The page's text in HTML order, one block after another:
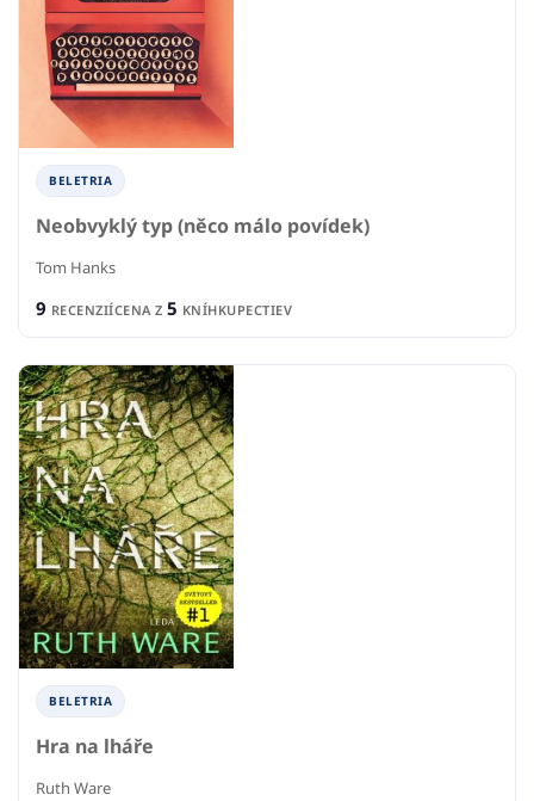
BELETRIA
Neobvyklý typ (něco málo povídek)
Tom Hanks
9 RECENZIÍCENA Z 5 KNÍHKUPECTIEV
BELETRIA
Hra na lháře
Ruth Ware